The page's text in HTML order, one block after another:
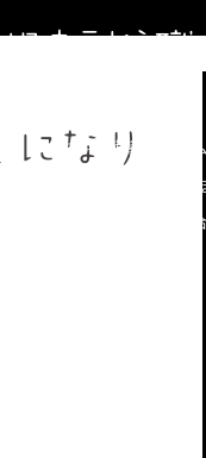
寺副住
法事、葬儀などの
一緒にお祈り(木魚活動)し
副住職 裏辻正之への問い
なり